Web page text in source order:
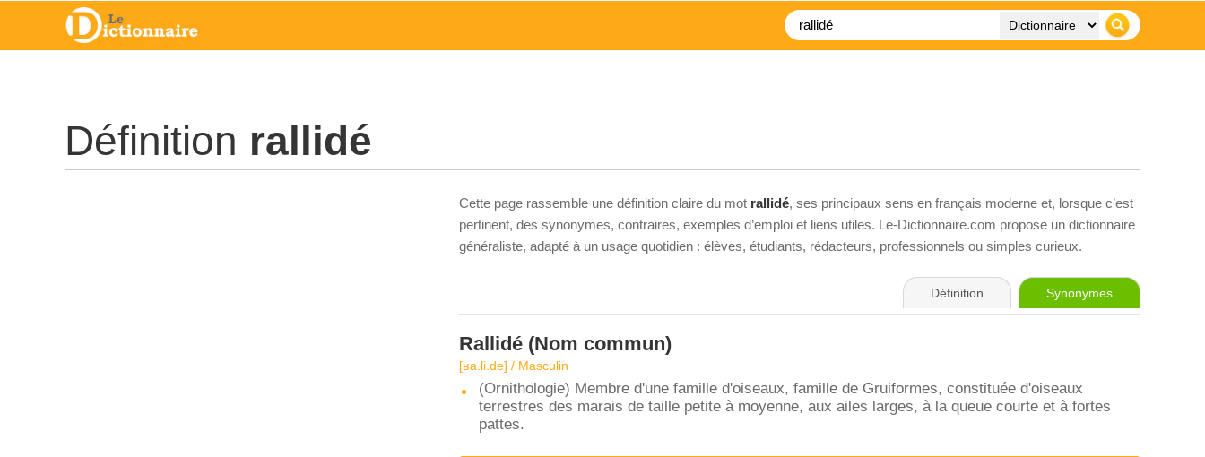
Définition rallidé
Cette page rassemble une définition claire du mot rallidé, ses principaux sens en français moderne et, lorsque c’est
pertinent, des synonymes, contraires, exemples d’emploi et liens utiles. Le-Dictionnaire.com propose un dictionnaire
généraliste, adapté à un usage quotidien : élèves, étudiants, rédacteurs, professionnels ou simples curieux.
Définition Synonymes
Rallidé (Nom commun)
[ʁa.li.de] / Masculin
(Ornithologie) Membre d'une famille d'oiseaux, famille de Gruiformes, constituée d'oiseaux
terrestres des marais de taille petite à moyenne, aux ailes larges, à la queue courte et à fortes
pattes.